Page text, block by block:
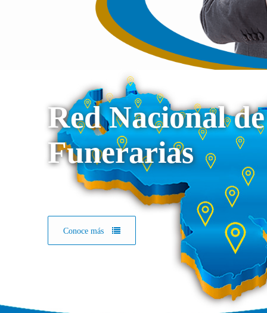
Red Nacional de
Funerarias
Conoce más